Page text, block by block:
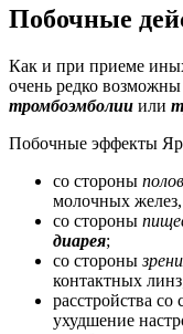
Побочные
Как и при приеме
очень редко
тромбоэмболии или
Побочные эффекты
со стороны
молочных
со стороны
диарея;
со стороны
контактных
расстройства со
ухудшение